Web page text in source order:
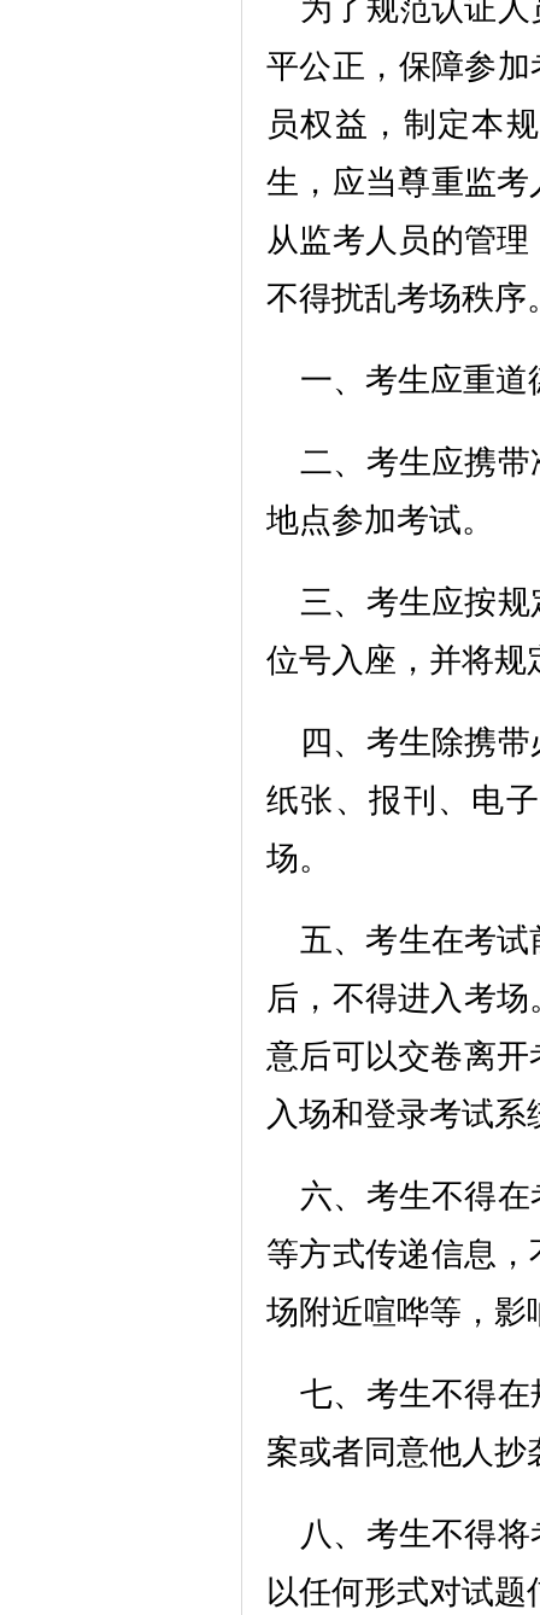
为了规范认证
平公正，保障参
员权益，制定本
生，应当尊重监
从监考人员的管
不得扰乱考场秩序
一、考生应重
二、考生应携
地点参加考试。
三、考生应按
位号入座，并将规
四、考生除携
纸张、报刊、电
场。
五、考生在考试
后，不得进入考
意后可以交卷离
入场和登录考试系
六、考生不得
等方式传递信息
场附近喧哗等，影
七、考生不得
案或者同意他人抄
八、考生不得
以任何形式对试